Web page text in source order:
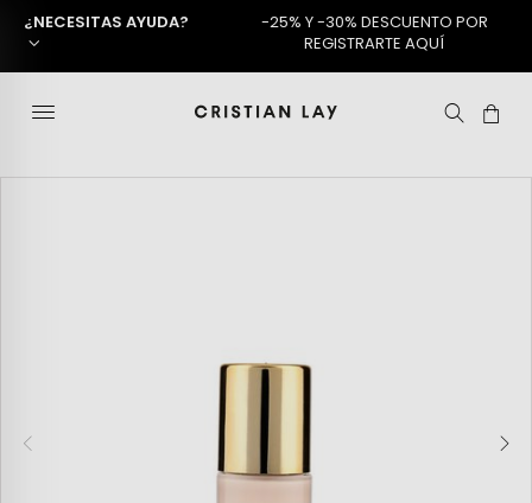
¿NECESITAS AYUDA?
-25% Y -30% DESCUENTO POR
REGISTRARTE AQUÍ